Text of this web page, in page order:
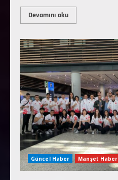
Devamını oku
Güncel Haber Manşet Haber